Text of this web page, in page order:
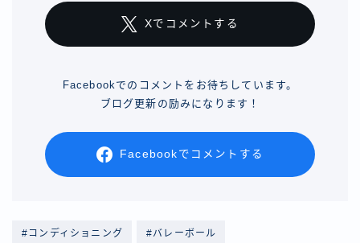
Xでコメントする
Facebookでのコメントをお待ちしています。
ブログ更新の励みになります！
Facebookでコメントする
#コンディショニング #バレーボール